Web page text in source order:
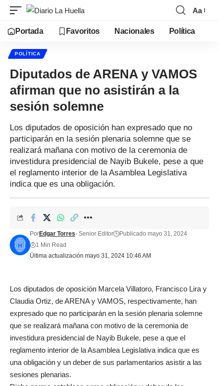
Aa
Portada Favoritos Nacionales Política
POLÍTICA
Diputados de ARENA y VAMOS
afirman que no asistirán a la
sesión solemne
Los diputados de oposición han expresado que no
participarán en la sesión plenaria solemne que se
realizará mañana con motivo de la ceremonia de
investidura presidencial de Nayib Bukele, pese a que
el reglamento interior de la Asamblea Legislativa
indica que es una obligación.
Última actualización mayo 31, 2024 10:46 AM
PorEdgar Torres- Senior Editor
Publicado mayo 31, 2024
1 Min Read
Los diputados de oposición Marcela Villatoro, Francisco Lira y
Claudia Ortiz, de ARENA y VAMOS, respectivamente, han
expresado que no participarán en la sesión plenaria solemne
que se realizará mañana con motivo de la ceremonia de
investidura presidencial de Nayib Bukele, pese a que el
reglamento interior de la Asamblea Legislativa indica que es
una obligación y un deber de sus parlamentarios asistir a las
sesiones plenarias.